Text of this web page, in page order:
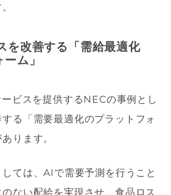
を改善する「需給最適化
ム」
ビスを提供するNECの事例とし
る「需要最適化のプラットフォ
ります。
ては、AIで需要予測を行うこと
ない配給を実現させ、食品ロス